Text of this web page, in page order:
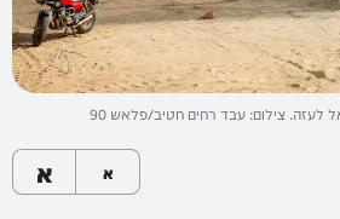
לעזה. צילום: עבד רחים חטיב/פלאש 90
א א